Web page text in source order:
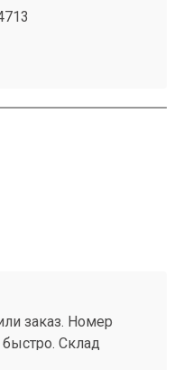
заказ. Номер
Склад